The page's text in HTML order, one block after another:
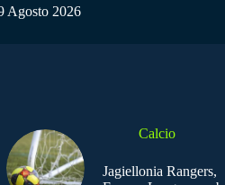
Agosto 2026
Calcio
Jagiellonia Rangers,